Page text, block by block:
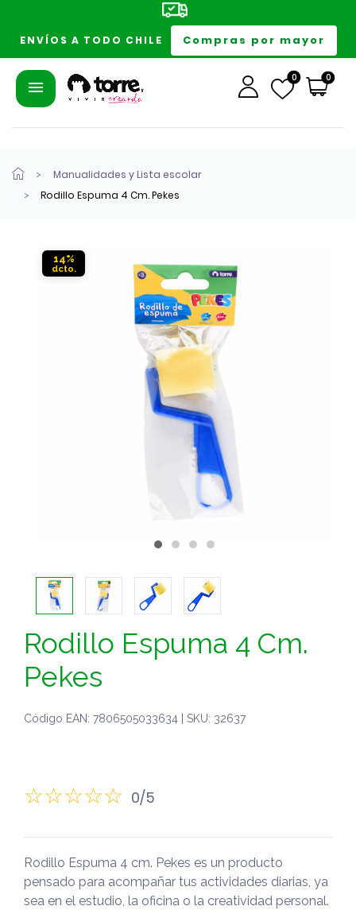
ENVÍOS A TODO CHILE Compras por mayor
0 0
Manualidades y Lista escolar
Rodillo Espuma 4 Cm. Pekes
14%
Rodillo Espuma 4 Cm.
Pekes
Código EAN: 7806505033634 | SKU: 32637
0/5
Rodillo Espuma 4 cm. Pekes es un producto
pensado para acompañar tus actividades diarias, ya
sea en el estudio, la oficina o la creatividad personal.